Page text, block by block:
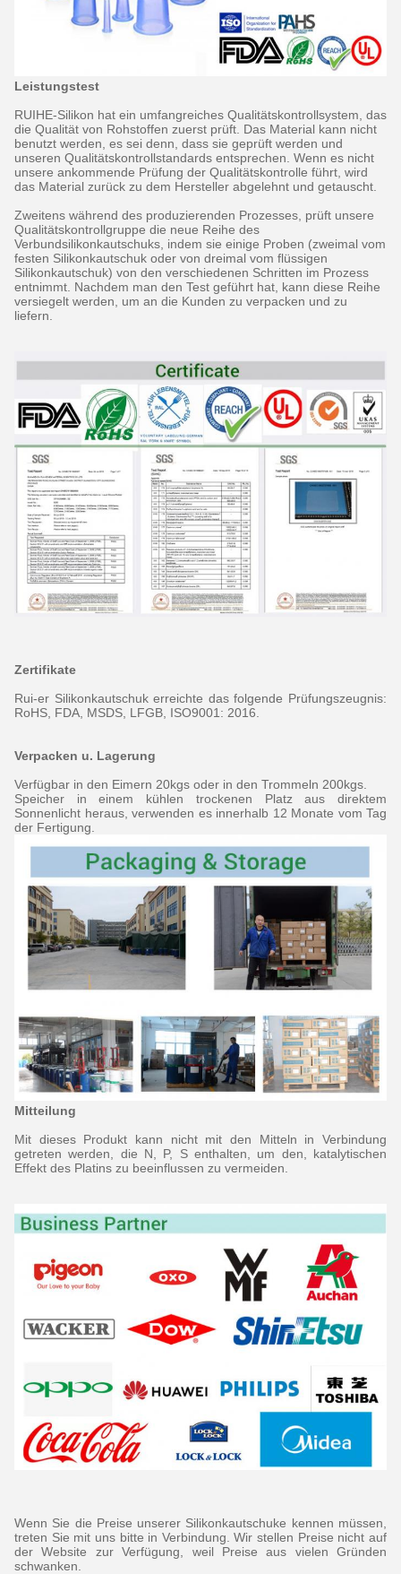
Leistungstest
RUIHE-Silikon hat ein umfangreiches Qualitätskontrollsystem, das
die Qualität von Rohstoffen zuerst prüft. Das Material kann nicht
benutzt werden, es sei denn, dass sie geprüft werden und
unseren Qualitätskontrollstandards entsprechen. Wenn es nicht
unsere ankommende Prüfung der Qualitätskontrolle führt, wird
das Material zurück zu dem Hersteller abgelehnt und getauscht.
Zweitens während des produzierenden Prozesses, prüft unsere
Qualitätskontrollgruppe die neue Reihe des
Verbundsilikonkautschuks, indem sie einige Proben (zweimal vom
festen Silikonkautschuk oder von dreimal vom flüssigen
Silikonkautschuk) von den verschiedenen Schritten im Prozess
entnimmt. Nachdem man den Test geführt hat, kann diese Reihe
versiegelt werden, um an die Kunden zu verpacken und zu
liefern.
Zertifikate
Rui-er Silikonkautschuk erreichte das folgende Prüfungszeugnis:
RoHS, FDA, MSDS, LFGB, ISO9001: 2016.
Verpacken u. Lagerung
Verfügbar in den Eimern 20kgs oder in den Trommeln 200kgs.
Speicher in einem kühlen trockenen Platz aus direktem
Sonnenlicht heraus, verwenden es innerhalb 12 Monate vom Tag
der Fertigung.
Mitteilung
Mit dieses Produkt kann nicht mit den Mitteln in Verbindung
getreten werden, die N, P, S enthalten, um den, katalytischen
Effekt des Platins zu beeinflussen zu vermeiden.
Wenn Sie die Preise unserer Silikonkautschuke kennen müssen,
treten Sie mit uns bitte in Verbindung. Wir stellen Preise nicht auf
der Website zur Verfügung, weil Preise aus vielen Gründen
schwanken.